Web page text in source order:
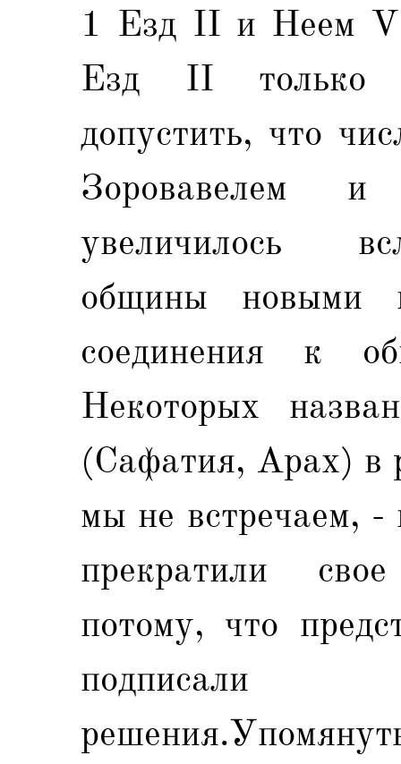
1 Езд II и Неем
Езд II только
допустить, что
Зоровавелем
увеличилось
общины новыми
соединения к
Некоторых
(Сафатия, Арах) в
мы не встречаем,
прекратили
потому, что
подписали